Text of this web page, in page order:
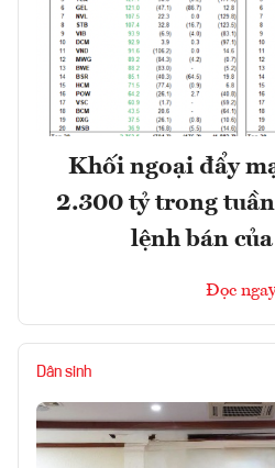
Khối ngoại đẩy
2.300 tỷ trong
lệnh bán
Đọc
Dân sinh